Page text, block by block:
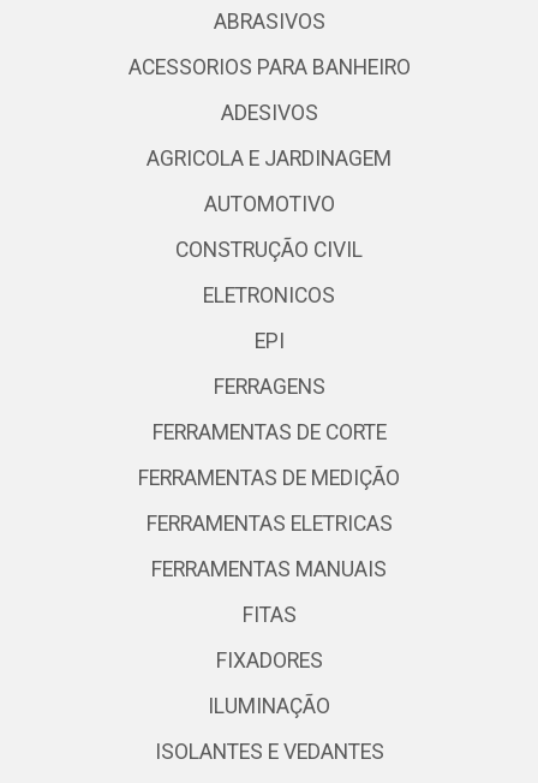
ABRASIVOS
ACESSORIOS PARA BANHEIRO
ADESIVOS
AGRICOLA E JARDINAGEM
AUTOMOTIVO
CONSTRUÇÃO CIVIL
ELETRONICOS
EPI
FERRAGENS
FERRAMENTAS DE CORTE
FERRAMENTAS DE MEDIÇÃO
FERRAMENTAS ELETRICAS
FERRAMENTAS MANUAIS
FITAS
FIXADORES
ILUMINAÇÃO
ISOLANTES E VEDANTES